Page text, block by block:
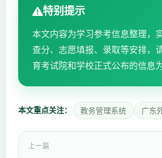
特别提示
本文内容为学习参考信息整理，
查分、志愿填报、录取等安排，
育考试院和学校正式公布的信息为
本文重点关注： 教务管理系统 广东
上一篇